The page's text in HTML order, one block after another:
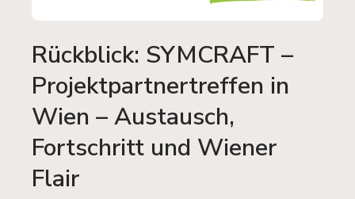
Rückblick: SYMCRAFT –
Projektpartnertreffen in
Wien – Austausch,
Fortschritt und Wiener
Flair